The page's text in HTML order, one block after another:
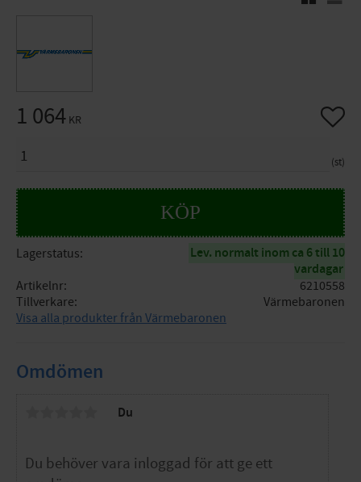
1 064 KR
st
KÖP
Lägg
Lagerstatus
Lev. normalt inom ca 6 till 10
vardagar
Artikelnr
6210558
Tillverkare
Värmebaronen
Visa alla produkter från Värmebaronen
Omdömen
Du